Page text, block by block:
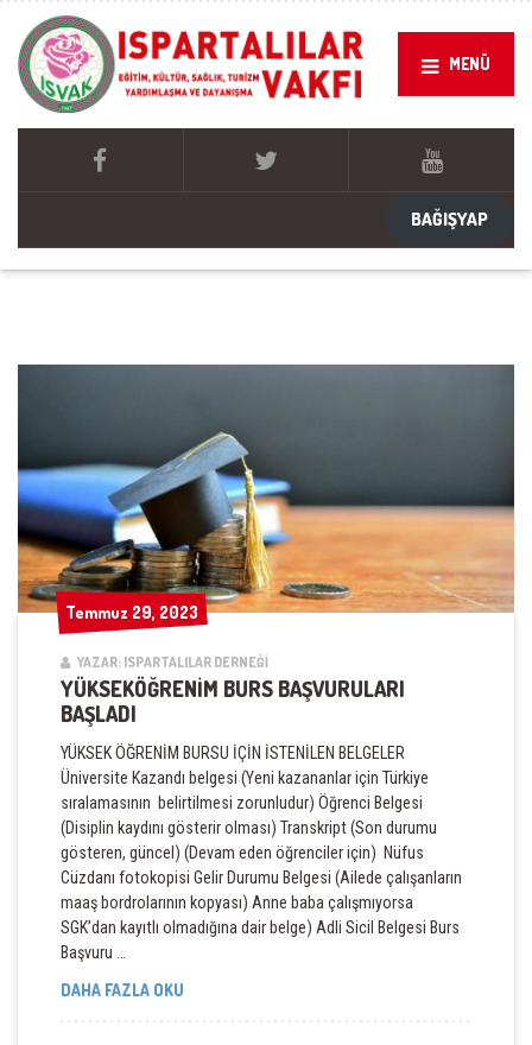
MENÜ
BAĞIŞYAP
Temmuz 29, 2023
Temmuz 29, 2023
YAZAR: ISPARTALILAR DERNEĞI
YÜKSEKÖĞRENİM BURS BAŞVURULARI
BAŞLADI
YÜKSEK ÖĞRENİM BURSU İÇİN İSTENİLEN BELGELER
Üniversite Kazandı belgesi (Yeni kazananlar için Türkiye
sıralamasının belirtilmesi zorunludur) Öğrenci Belgesi
(Disiplin kaydını gösterir olması) Transkript (Son durumu
gösteren, güncel) (Devam eden öğrenciler için) Nüfus
Cüzdanı fotokopisi Gelir Durumu Belgesi (Ailede çalışanların
maaş bordrolarının kopyası) Anne baba çalışmıyorsa
SGK’dan kayıtlı olmadığına dair belge) Adli Sicil Belgesi Burs
Başvuru …
DAHA FAZLA OKUYÜKSEKÖĞRENİM